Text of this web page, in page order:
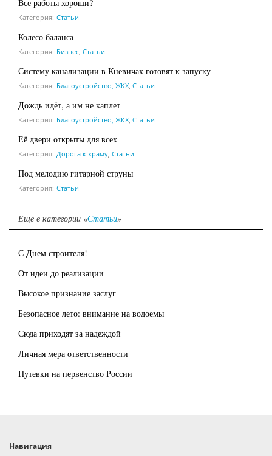
Все работы хороши?
Категория: Статьи
Колесо баланса
Категория: Бизнес Статьи
Систему канализации в Кневичах готовят к запуску
Категория: Благоустройство, ЖКХ Статьи
Дождь идёт, а им не каплет
Категория: Благоустройство, ЖКХ Статьи
Её двери открыты для всех
Категория: Дорога к храму Статьи
Под мелодию гитарной струны
Категория: Статьи
Еще в категории «Статьи»
С Днем строителя!
От идеи до реализации
Высокое признание заслуг
Безопасное лето: внимание на водоемы
Сюда приходят за надеждой
Личная мера ответственности
Путевки на первенство России
Навигация